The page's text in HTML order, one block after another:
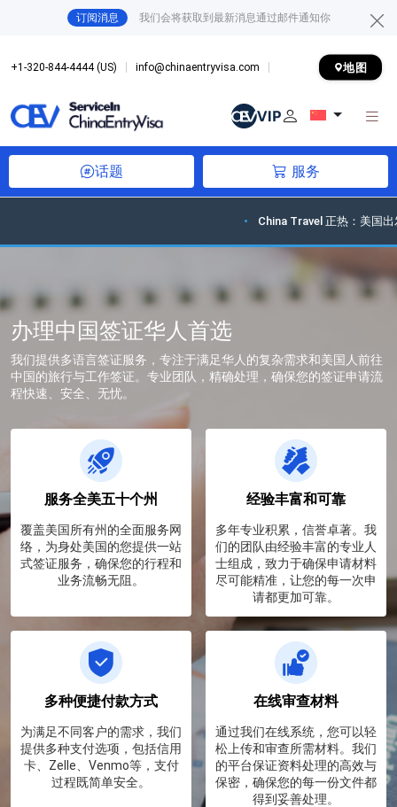
订阅消息 我们会将获取到最新消息通过邮件通知你
+1-320-844-4444 (US) info@chinaentryvisa.com 地图
话题 服务
China Travel 正热：美国出发去中
办理中国签证华人首选
我们提供多语言签证服务，专注于满足华人的复杂需求和美国人前往
中国的旅行与工作签证。专业团队，精确处理，确保您的签证申请流
程快速、安全、无忧。
服务全美五十个州
覆盖美国所有州的全面服务网
络，为身处美国的您提供一站
式签证服务，确保您的行程和
业务流畅无阻。
经验丰富和可靠
多年专业积累，信誉卓著。我
们的团队由经验丰富的专业人
士组成，致力于确保申请材料
尽可能精准，让您的每一次申
请都更加可靠。
多种便捷付款方式
为满足不同客户的需求，我们
提供多种支付选项，包括信用
卡、Zelle、Venmo等，支付
过程既简单安全。
在线审查材料
通过我们在线系统，您可以轻
松上传和审查所需材料。我们
的平台保证资料处理的高效与
保密，确保您的每一份文件都
得到妥善处理。